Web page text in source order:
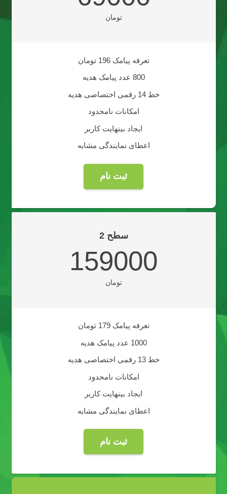
تومان
تعرفه پیامک 196 تومان
800 عدد پیامک هدیه
خط 14 رقمی اختصاصی هدیه
امکانات نامحدود
ایجاد بینهایت کاربر
اعطای نمایندگی مشابه
ثبت نام
سطح 2
159000
تومان
تعرفه پیامک 179 تومان
1000 عدد پیامک هدیه
خط 13 رقمی اختصاصی هدیه
امکانات نامحدود
ایجاد بینهایت کاربر
اعطای نمایندگی مشابه
ثبت نام